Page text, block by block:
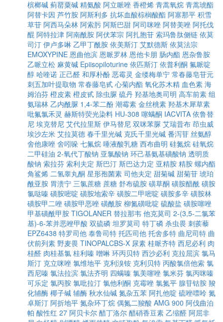
槟榔碱 蓟罂粟碱 精氨酸 阿立哌唑 香橙烯 青蒿氧烷 青蒿琥酯
阿替卡因 芦竹胺 阿斯利多 抗坏血酸棕榈酸酯 阿塞那平 积雪
草苷 阿西马朵林 阿索肟 阿斯巴甜 阿司咪唑 阿替美唑 阿托伐
醌 阿特拉津 阿南酰胺 阿伏苯宗 阿扎胞苷 索玛鲁肽侧链 依莫
司汀 伊卢多啉 乙甲丁酰胺 依美斯汀 艾默德斯 依莫法宗
EMOXYPINE 恩曲他滨 恩哌罗林 恩他卡朋 肠内酯 恩杂鲁胺
乙哌立松 麻黄碱 Epiisopiloturine 依匹斯汀 依普利酮 氟哌啶
醇 哈喹诺 正己醛 和厚朴酚 恶霉灵 金缕梅单宁 常春藤皂苷元
刺五加叶提取物 常春藤皂甙 心菊内酯 氧化苏木精 血色素 海
姆泊芬 橙皮素 橙皮甙 除虫脲 硫丹 羟基地奥司明 高车前素 组
氨瑞林 乙内酰脲 1,4-苯二酚 潮霉素 金丝桃素 羟基木犀草素
吡氟氯禾灵 赫斯特荧光染料 HU-308 噻螨酮 IACVITA 依鲁替
尼 埃克替尼 艾代拉里斯 伊马替尼 双咪苯脲 艾瑞昔布 茚虫威
埃沙左米 艾拉莫德 春千里光碱 克氏千里光碱 番泻苷 丝氨醇
舍他康唑 舍吲哚 七氟烷 唾液酸乳糖 西布曲明 硅氮烷 硅氧烷
二甲硅油 2-氧代丁酸钠 亚氯酸钠 环己基氨基磺酸钠 透明质
酸钠 索拉芬 索利夫定 斯巴汀 斯巴达力定 亚精胺 精胺 螺内酯
角鲨烯 二氢睾丸酮 星形孢菌素 司他夫定 甜菊碱 甜菊苷 琥珀
酰亚胺 胃溃宁 三氯蔗糖 蔗糖 舒布硫胺 磺草酮 磺胺醋酰 磺胺
氯哒嗪 磺胺嘧啶 磺胺地索辛 磺胺二甲嘧啶 磺胺多辛 磺胺林
磺胺甲二唑 磺胺甲恶唑 磺酰胺 柳氮磺吡啶 硫酸盐 磺胺噻唑
甲基磺酰甲胺 TIGOLANER 替拉那韦 他克莫司 2-(3,5-二氯苯
基)-6-苯并恶唑甲酸 双硫磷 坦罗莫司 特丁磷 杀虫畏 刺蒺藜
EPZ6438 特罗司他 泰鲁司特 托匹司他 托舍多特 曲尼司特 曲
伏前列素 野麦畏 TINOPALCBS-X 尿素 桂哌齐特 西尼必利 肉
桂醛 肉桂基氯 桂利嗪 噌啉 环丙贝特 西沙必利 克拉屈滨 氯马
斯汀 克立咪唑 氯维地平 克利溴铵 克利贝特 丙酸氯倍他索 氯
西尼嗪 氯法拉滨 氯法齐明 四螨嗪 氯美噻唑 氯米芬 氯丙咪嗪
可乐定 氯丙胺 氯吡拉汀 氯他利酮 克霉唑 氯氮平 腺苷钴胺 羧
化辅酶 椰子碱 辅酶 秋水仙碱 氮杂五苯 阿扎他啶 硫唑嘌呤 氮
卓斯汀 阿折地平 氮杂环丁烷 偶氮二羧酸 AMG 900 阿伐曲泊
帕 酸性红 27 阿贝卡尔 醋丁洛尔 醋硝香豆素 乙缩醛 阿屈非